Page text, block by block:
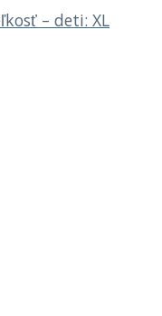
– deti: XL